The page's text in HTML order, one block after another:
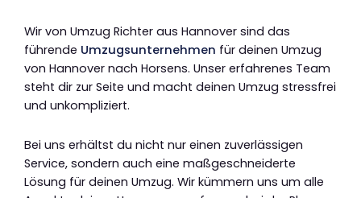
Wir von Umzug Richter aus Hannover sind das
führende Umzugsunternehmen für deinen Umzug
von Hannover nach Horsens. Unser erfahrenes Team
steht dir zur Seite und macht deinen Umzug stressfrei
und unkompliziert.
Bei uns erhältst du nicht nur einen zuverlässigen
Service, sondern auch eine maßgeschneiderte
Lösung für deinen Umzug. Wir kümmern uns um alle